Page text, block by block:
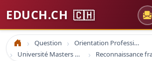
EDUCH.CH 🇨🇭
Accueil Question
Orientation Professionnelle
Université Masters Bachelor